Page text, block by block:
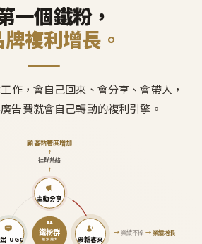
一個鐵粉，
複利增長。
作，會自己回來、會分享、會帶人，
告費就會自己轉動的複利引擎。
鐵粉群
越滾越大
主動分享
↑
社群熱絡
↑
顧客黏著度增加
帶新客來
→業績不掉 →業績增長
出 UGC